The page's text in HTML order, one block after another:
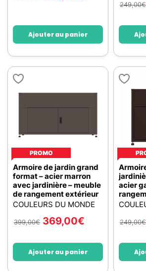
Ajouter au panier
249,00€
PROMO
Armoire de jardin grand
format – acier marron
avec jardinière – meuble
de rangement extérieur
COULEURS DU MONDE
399,00€ 369,00€
Ajouter au panier
acier
249,00€